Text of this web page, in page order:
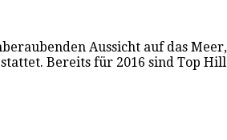
Aussicht auf das
Bereits für 2016 sind Top